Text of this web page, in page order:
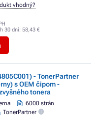
30 dní: 58,43 €
vhodný?
- TonerPartner
s OEM čipom -
tonera
6000 strán
TonerPartner